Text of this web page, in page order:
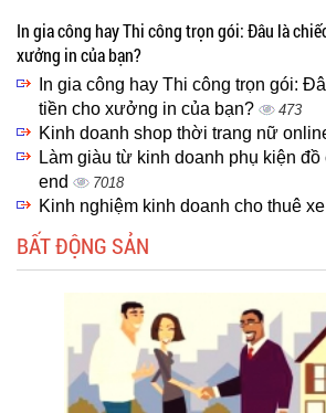
In gia công hay Thi công trọn gói: Đâu là
xưởng in của bạn?
In gia công hay Thi công trọn gói:
tiền cho xưởng in của bạn?
473
Kinh doanh shop thời trang nữ
Làm giàu từ kinh doanh phụ kiện
end
7018
Kinh nghiệm kinh doanh cho thuê
BẤT ĐỘNG SẢN